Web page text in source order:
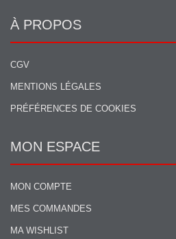
À PROPOS
CGV
MENTIONS LÉGALES
PRÉFÉRENCES DE COOKIES
MON ESPACE
MON COMPTE
MES COMMANDES
MA WISHLIST